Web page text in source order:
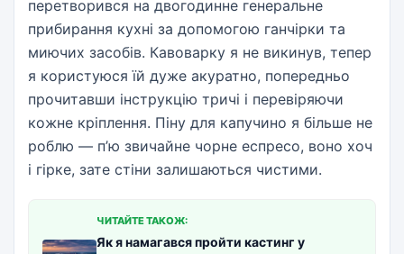
перетворився на двогодинне генеральне
прибирання кухні за допомогою ганчірки та
миючих засобів. Кавоварку я не викинув, тепер
я користуюся їй дуже акуратно, попередньо
прочитавши інструкцію тричі і перевіряючи
кожне кріплення. Піну для капучино я більше не
роблю — п’ю звичайне чорне еспресо, воно хоч
і гірке, зате стіни залишаються чистими.
ЧИТАЙТЕ ТАКОЖ:
Як я намагався пройти кастинг у